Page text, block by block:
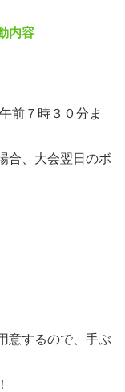
内容
前７時３０分ま
合、大会翌日のボ
意するので、手ぶ